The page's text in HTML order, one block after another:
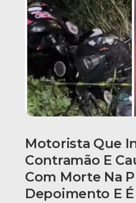
Motorista Que
Contramão E
Com Morte Na
Depoimento E